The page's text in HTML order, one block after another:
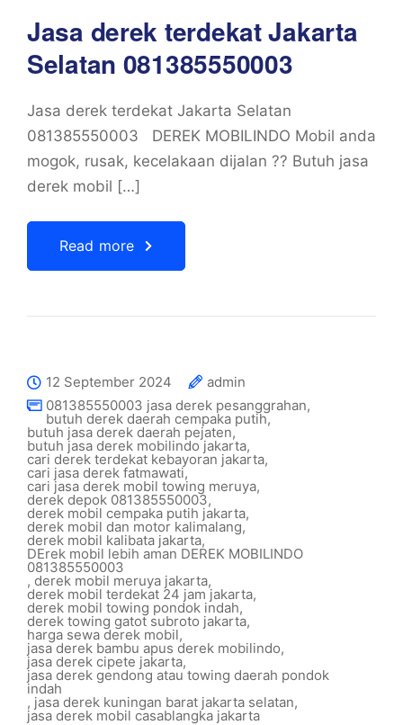
Jasa derek terdekat Jakarta
Selatan 081385550003
Jasa derek terdekat Jakarta Selatan
081385550003 DEREK MOBILINDO Mobil anda
mogok, rusak, kecelakaan dijalan ?? Butuh jasa
derek mobil […]
Read more
12 September 2024
admin
081385550003 jasa derek pesanggrahan,
butuh derek daerah cempaka putih,
butuh jasa derek daerah pejaten,
butuh jasa derek mobilindo jakarta,
cari derek terdekat kebayoran jakarta,
cari jasa derek fatmawati,
cari jasa derek mobil towing meruya,
derek depok 081385550003,
derek mobil cempaka putih jakarta,
derek mobil dan motor kalimalang,
derek mobil kalibata jakarta,
DErek mobil lebih aman DEREK MOBILINDO
081385550003
, derek mobil meruya jakarta,
derek mobil terdekat 24 jam jakarta,
derek mobil towing pondok indah,
derek towing gatot subroto jakarta,
harga sewa derek mobil,
jasa derek bambu apus derek mobilindo,
jasa derek cipete jakarta,
jasa derek gendong atau towing daerah pondok
indah
, jasa derek kuningan barat jakarta selatan,
jasa derek mobil casablangka jakarta